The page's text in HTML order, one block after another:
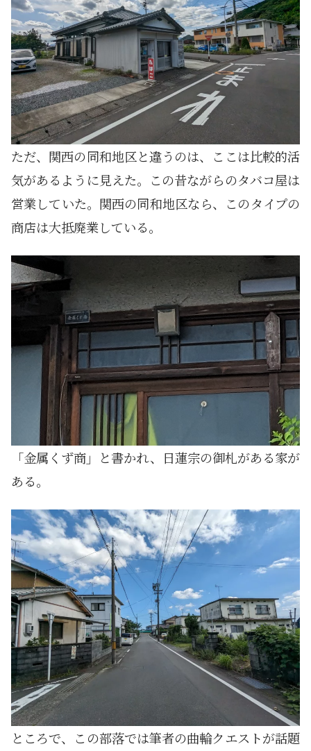
ただ、関西の同和地区と違うのは、ここは比較的活
気があるように見えた。この昔ながらのタバコ屋は
営業していた。関西の同和地区なら、このタイプの
商店は大抵廃業している。
「金属くず商」と書かれ、日蓮宗の御札がある家が
ある。
ところで、この部落では筆者の曲輪クエストが話題